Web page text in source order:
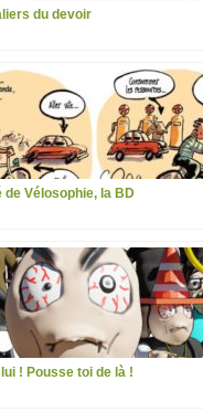
du devoir
de Vélosophie, la BD
! Pousse toi de là !